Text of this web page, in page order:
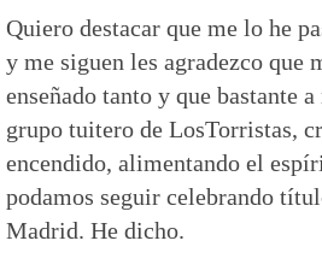
Quiero destacar que me lo he
y me siguen les agradezco que
enseñado tanto y que bastante
grupo tuitero de LosTorristas,
encendido, alimentando el
podamos seguir celebrando
Madrid. He dicho.